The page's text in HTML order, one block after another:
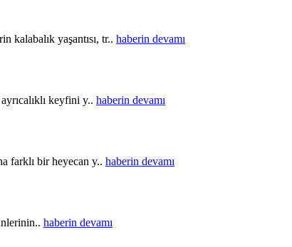
kalabalık yaşantısı, tr.. haberin devamı
keyfini y.. haberin devamı
farklı bir heyecan y.. haberin devamı
haberin devamı